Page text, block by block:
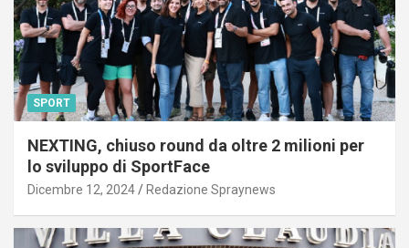
SPORT
NEXTING, chiuso round da oltre 2 milioni per
lo sviluppo di SportFace
Dicembre 12, 2024 Redazione Spraynews